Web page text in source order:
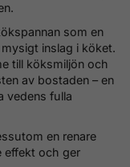
som en
inslag i köket.
till köksmiljön och
av bostaden – en
vedens fulla
en renare
effekt och ger